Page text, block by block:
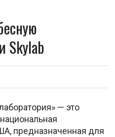
Skylab
— это
предназначенная для